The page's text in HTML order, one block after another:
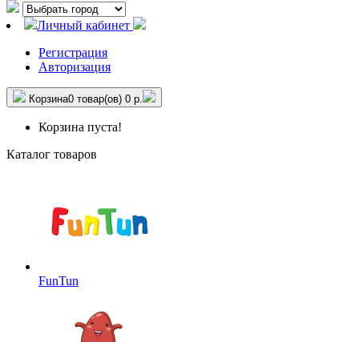
Личный кабинет
Регистрация
Авторизация
Корзина0 товар(ов) 0 р.
Корзина пуста!
Каталог товаров
FunTun